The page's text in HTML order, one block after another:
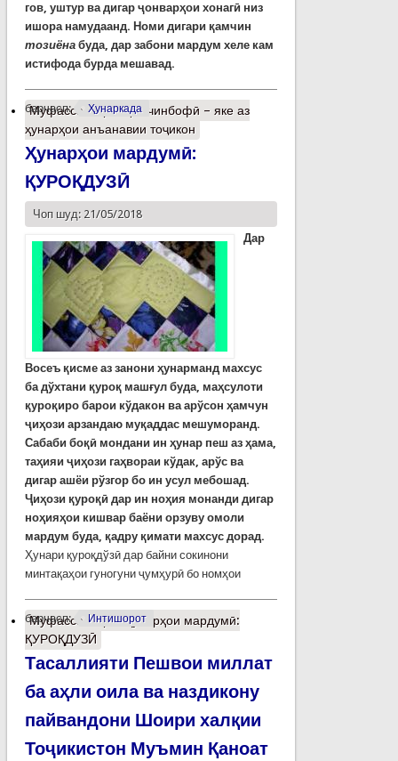
гов, уштур ва дигар ҷонварҳои хонагӣ низ
ишора намудаанд. Номи дигари қамчин
тозиёнабуда, дар забони мардум хеле кам
истифода бурда мешавад.
барчасп: Ҳунаркада
Муфассалтаро Қамчинбофӣ – яке аз
ҳунарҳои анъанавии тоҷикон
Ҳунарҳои мардумӣ:
ҚУРОҚДУЗӢ
Чоп шуд: 21/05/2018
Дар
Восеъ қисме аз занони ҳунарманд махсус
ба дўхтани қуроқ машғул буда, маҳсулоти
қуроқиро барои кўдакон ва арўсон ҳамчун
ҷиҳози арзандаю муқаддас мешуморанд.
Сабаби боқӣ мондани ин ҳунар пеш аз ҳама,
таҳияи ҷиҳози гаҳвораи кўдак, арўс ва
дигар ашёи рўзгор бо ин усул мебошад.
Ҷиҳози қуроқӣ дар ин ноҳия монанди дигар
ноҳияҳои кишвар баёни орзуву омоли
мардум буда, қадру қимати махсус дорад.
Ҳунари қуроқдўзӣ дар байни сокинони
минтақаҳои гуногуни ҷумҳурӣ бо номҳои
барчасп: Интишорот
Муфассалтаро Ҳунарҳои мардумӣ:
ҚУРОҚДУЗӢ
Тасаллияти Пешвои миллат
ба аҳли оила ва наздикону
пайвандони Шоири халқии
Тоҷикистон Муъмин Қаноат